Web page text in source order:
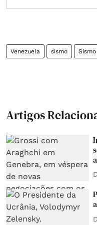
Venezuela sismo
Artigos